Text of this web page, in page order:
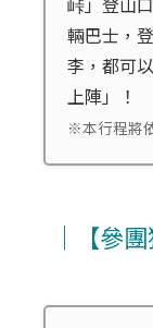
輛巴士，
李，都可
上陣」！
※本行程將
｜【參